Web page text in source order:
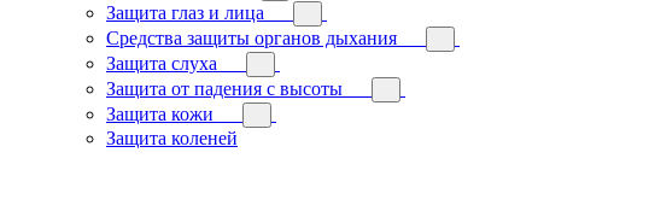
Защита глаз и лица
Средства защиты органов дыхания
Защита слуха
Защита от падения с высоты
Защита кожи
Защита коленей